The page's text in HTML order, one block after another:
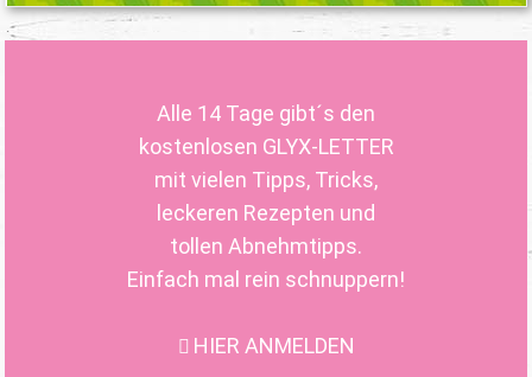
Alle 14 Tage gibt´s den
kostenlosen GLYX-LETTER
mit vielen Tipps, Tricks,
leckeren Rezepten und
tollen Abnehmtipps.
Einfach mal rein schnuppern!
HIER ANMELDEN